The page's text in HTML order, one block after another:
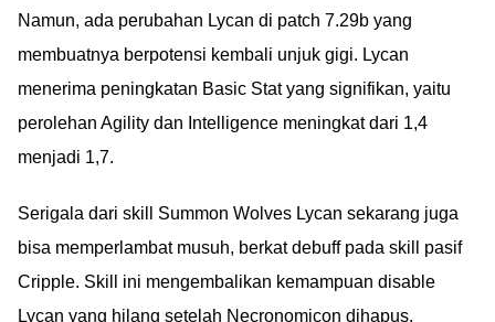
Namun, ada perubahan Lycan di patch 7.29b yang
membuatnya berpotensi kembali unjuk gigi. Lycan
menerima peningkatan Basic Stat yang signifikan, yaitu
perolehan Agility dan Intelligence meningkat dari 1,4
menjadi 1,7.
Serigala dari skill Summon Wolves Lycan sekarang juga
bisa memperlambat musuh, berkat debuff pada skill pasif
Cripple. Skill ini mengembalikan kemampuan disable
Lycan yang hilang setelah Necronomicon dihapus.